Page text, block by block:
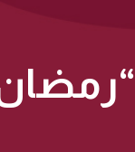
“رمضان